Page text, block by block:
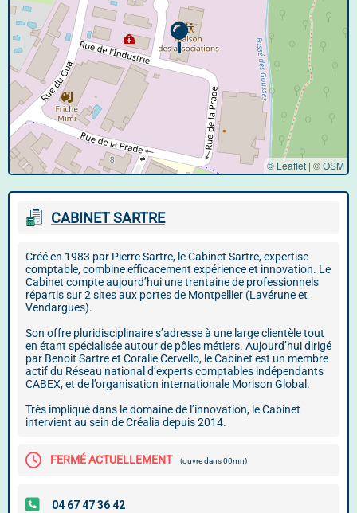
© Leaflet | ©OSM
CABINET SARTRE
Créé en 1983 par Pierre Sartre, le Cabinet Sartre, expertise
comptable, combine efficacement expérience et innovation. Le
Cabinet compte aujourd’hui une trentaine de professionnels
répartis sur 2 sites aux portes de Montpellier (Lavérune et
Vendargues).
Son offre pluridisciplinaire s’adresse à une large clientèle tout
en étant spécialisée autour de pôles métiers. Aujourd’hui dirigé
par Benoit Sartre et Coralie Cervello, le Cabinet est un membre
actif du Réseau national d’experts comptables indépendants
CABEX, et de l’organisation internationale Morison Global.
Très impliqué dans le domaine de l’innovation, le Cabinet
intervient au sein de Créalia depuis 2014.
FERMÉ ACTUELLEMENT (ouvre dans 00mn)